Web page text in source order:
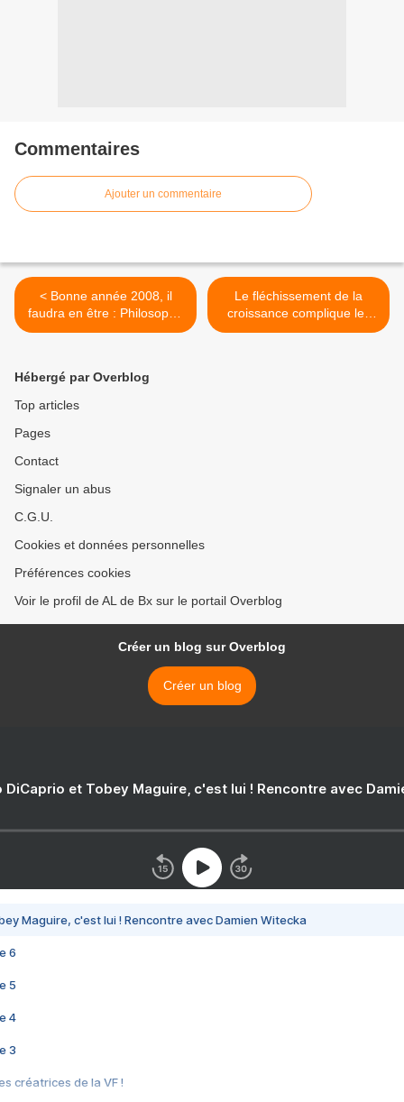
Commentaires
Ajouter un commentaire
< Bonne année 2008, il
faudra en être : Philosophe
attitude !!
Le fléchissement de la
croissance complique les
réformes >
Hébergé par Overblog
Top articles
Pages
Contact
Signaler un abus
C.G.U.
Cookies et données personnelles
Préférences cookies
Voir le profil de AL de Bx sur le portail Overblog
Créer un blog sur Overblog
Créer un blog
DiCaprio et Tobey Maguire, c'est lui ! Rencontre avec
Maguire, c'est lui ! Rencontre avec Damien Witecka
6
5
4
3
créatrices de la VF !